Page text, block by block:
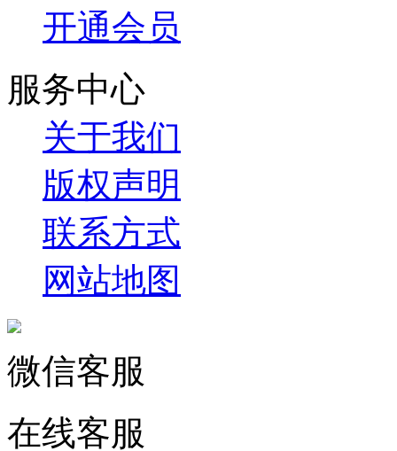
开通会员
服务中心
关于我们
版权声明
联系方式
网站地图
微信客服
在线客服